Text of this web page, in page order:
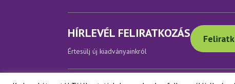
HÍRLEVÉL FELIRATKOZÁS
Értesülj új kiadványainkról